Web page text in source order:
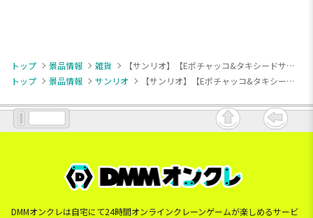
トップ 景品情報 雑貨
【サンリオ】【Eポチャッコ&タキシードサム】サンリオキャラクターズ クリアミニミニポーチ 3
トップ
景品情報 サンリオ 【サンリオ】【Eポチャッコ&タキシードサム】サンリオキャラクターズ クリアミニミニポーチ 3
DMMオンクレは自宅にて24時間オンラインクレーンゲームが楽しめるサービ